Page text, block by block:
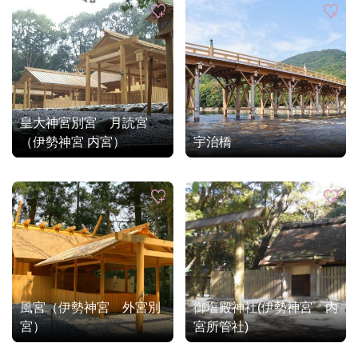
皇大神宮別宮 月読宮
（伊勢神宮 内宮）
宇治橋
風宮（伊勢神宮 外宮別
宮）
御塩殿神社(伊勢神宮 内
宮所管社)